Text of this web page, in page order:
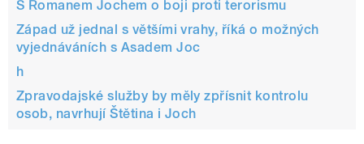
S Romanem Jochem o boji proti terorismu
Západ už jednal s většími vrahy, říká o možných
vyjednáváních s Asadem Joc
h
Zpravodajské služby by měly zpřísnit kontrolu
osob, navrhují Štětina i Joch